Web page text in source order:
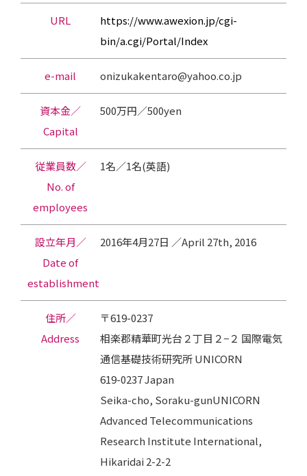
URL
https://www.awexion.jp/cgi-
bin/a.cgi/Portal/Index
e-mail onizukakentaro@yahoo.co.jp
資本金／
Capital
500万円／500yen
従業員数／
No. of
employees
1名／1名(英語)
設立年月／
Date of
establishment
2016年4月27日 ／April 27th, 2016
住所／
Address
〒619-0237
相楽郡精華町光台２丁目２−２ 国際電気
通信基礎技術研究所 UNICORN
619-0237 Japan
Seika-cho, Soraku-gunUNICORN
Advanced Telecommunications
Research Institute International,
Hikaridai 2-2-2